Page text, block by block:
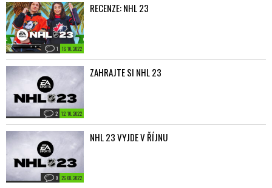
16. 10. 2022
1
RECENZE: NHL 23
12. 10. 2022
2
ZAHRAJTE SI NHL 23
26. 08. 2022
0
NHL 23 VYJDE V ŘÍJNU